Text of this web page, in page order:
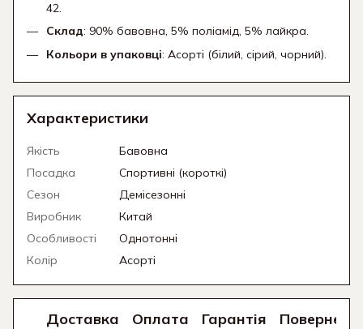
42.
Склад: 90% бавовна, 5% поліамід, 5% лайкра.
Кольори в упаковці: Асорті (білий, сірий, чорний).
Характеристики
Якість
Бавовна
Посадка
Спортивні (короткі)
Сезон
Демісезонні
Виробник
Китай
Особливості
Однотонні
Колір
Асорті
Доставка Оплата Гарантія